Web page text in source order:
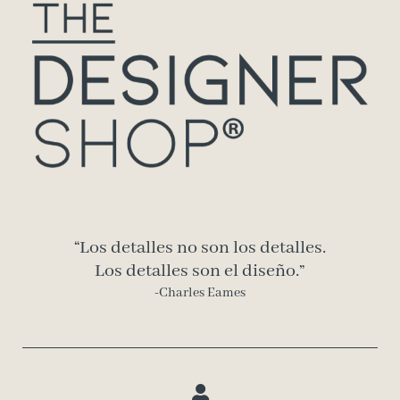
“Los detalles no son los detalles.
Los detalles son el diseño.”
-Charles Eames